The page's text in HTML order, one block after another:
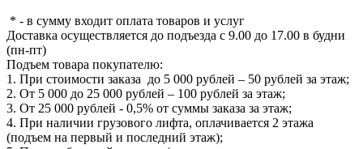
* - в сумму входит оплата товаров и услуг
Доставка осуществляется до подъезда с 9.00 до 17.00 в будни
(пн-пт)
Подъем товара покупателю:
1. При стоимости заказа до 5 000 рублей – 50 рублей за этаж;
2. От 5 000 до 25 000 рублей – 100 рублей за этаж;
3. От 25 000 рублей - 0,5% от суммы заказа за этаж;
4. При наличии грузового лифта, оплачивается 2 этажа
(подъем на первый и последний этаж);